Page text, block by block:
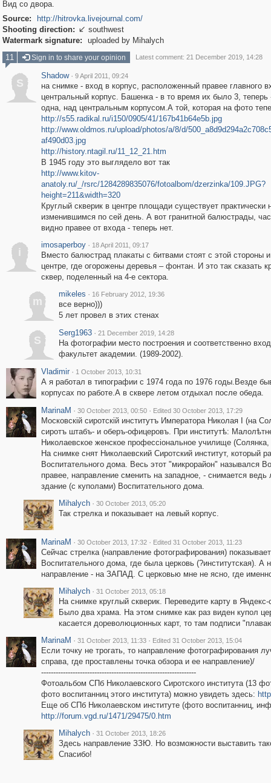
Вид со двора.
Source:
http://hitrovka.livejournal.com/
Shooting direction:  southwest
Watermark signature:
uploaded by Mihalych
11
Sign in to share your opinion Latest comment: 21 December 2019, 14:28
S
Shadow · 9 April 2011, 09:24
на снимке - вход в корпус, расположенный правее главного
центральный корпус. Башенка - в то время их было 3, теперь
одна, над центральным корпусом.А той, которая на фото
http://s55.radikal.ru/i150/0905/41/167b41b64e5b.jpg
http://www.oldmos.ru/upload/photos/a/8/d/
af490d03.jpg
http://history.ntagil.ru/11_12_21.htm
В 1945 году это выглядело вот так
http://www.kitov-
anatoly.ru/_/rsrc/1284289835076/fotoalbom/dzerzinka/109.JPG?
height=211&width=320
Круглый скверик в центре площади существует практически
изменившимся по сей день. А вот гранитной балюстрады,
видно правее от входа - теперь нет.
i
imosaperboy · 18 April 2011, 09:17
Вместо балюстрад плакаты с битвами стоят с этой стороны
центре, где огорожены деревья – фонтан. И это так сказать
сквер, поделенный на 4-е сектора.
m
mikeles · 16 February 2012, 19:36
все верно)))
5 лет провел в этих стенах
S
Serg1963 · 21 December 2019, 14:28
На фотографии место построения и соответственно
факультет академии. (1989-2002).
Vladimir · 1 October 2013, 10:31
А я работал в типографии с 1974 года по 1976 годы.Везде
корпусах по работе.А в сквере летом отдыхал после обеда.
MarinaM · 30 October 2013, 00:50 · Edited 30 October 2013, 17:29
Московскій сиротскій институтъ Императора Николая I (на
сиротъ штабъ- и оберъ-офицеровъ. При институтѣ:
Николаевское женское профессіональное училище
На снимке снят Николаевский Сиротский институт, который
Воспитательного дома. Весь этот "микрорайон" назывался
правее, направление сменить на западное, - снимается
здание (с куполами) Воспитательного дома.
Mihalych · 30 October 2013, 05:20
Так стрелка и показывает на левый корпус.
MarinaM · 30 October 2013, 17:32 · Edited 31 October 2013, 11:23
Сейчас стрелка (направление фотографирования)
Воспитательного дома, где была церковь (?институтская).
направление - на ЗАПАД. С церковью мне не ясно, где
Mihalych · 31 October 2013, 05:18
На снимке круглый скверик. Переведите карту в
Было два храма. На этом снимке как раз виден купол
касается дореволюционных карт, то там подписи
MarinaM · 31 October 2013, 11:33 · Edited 31 October 2013, 15:04
Если точку не трогать, то направление фотографирования
справа, где проставлены точка обзора и ее направление)/
----------------------------------------------------------------
Фотоальбом СПб Николаевского Сиротского института (13
фото воспитанниц этого института) можно увидеть здесь:
Еще об СПб Николаевском институте (фото воспитанниц,
http://forum.vgd.ru/1471/29475/0.htm
Mihalych · 31 October 2013, 18:26
Здесь направление ЗЗЮ. Но возможности выставить
Спасибо!